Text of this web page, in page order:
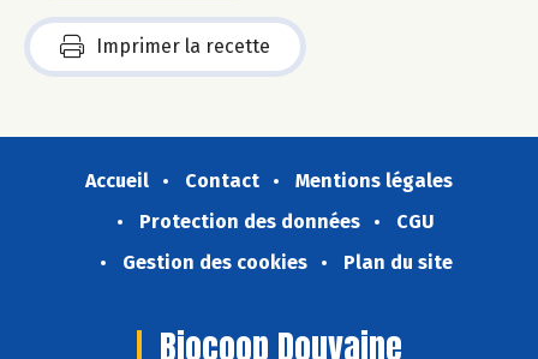
Imprimer la recette
Accueil Contact
Mentions légales
Protection des données
CGU
Gestion des cookies
Plan du site
Biocoop Douvaine